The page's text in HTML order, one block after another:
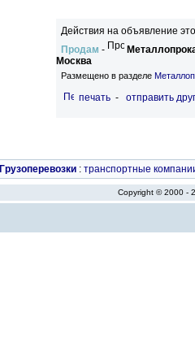
Действия на объявление
Продам -
Москва
Размещено в разделе
печать - отправить
Грузоперевозки : транспортные
Copyright © 2000 -